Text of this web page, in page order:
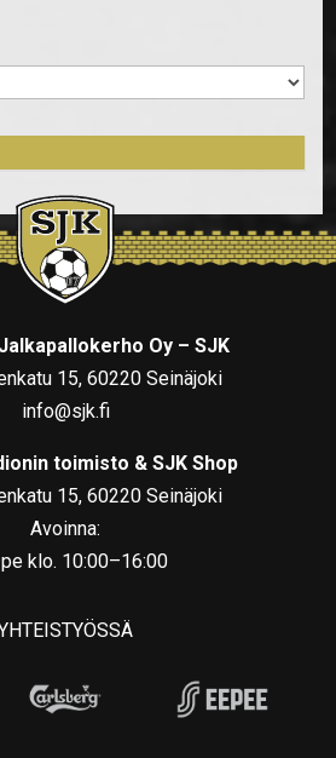
Oy – SJK
15, 60220 Seinäjoki
info@sjk.fi
toimisto & SJK Shop
15, 60220 Seinäjoki
Avoinna:
klo. 10:00–16:00